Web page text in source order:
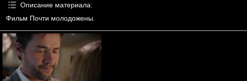
Описание материала:
Фильм Почти молодожены.